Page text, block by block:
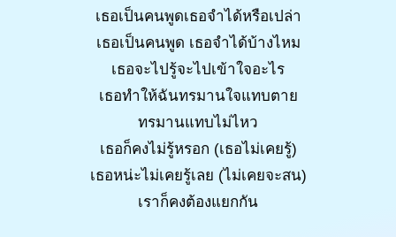
เธอเป็นคนพูดเธอจำได้หรือเปล่า
เธอเป็นคนพูด เธอจำได้บ้างไหม
เธอจะไปรู้จะไปเข้าใจอะไร
เธอทำให้ฉันทรมานใจแทบตาย
ทรมานแทบไม่ไหว
เธอก็คงไม่รู้หรอก (เธอไม่เคยรู้)
เธอหน่ะไม่เคยรู้เลย (ไม่เคยจะสน)
เราก็คงต้องแยกกัน